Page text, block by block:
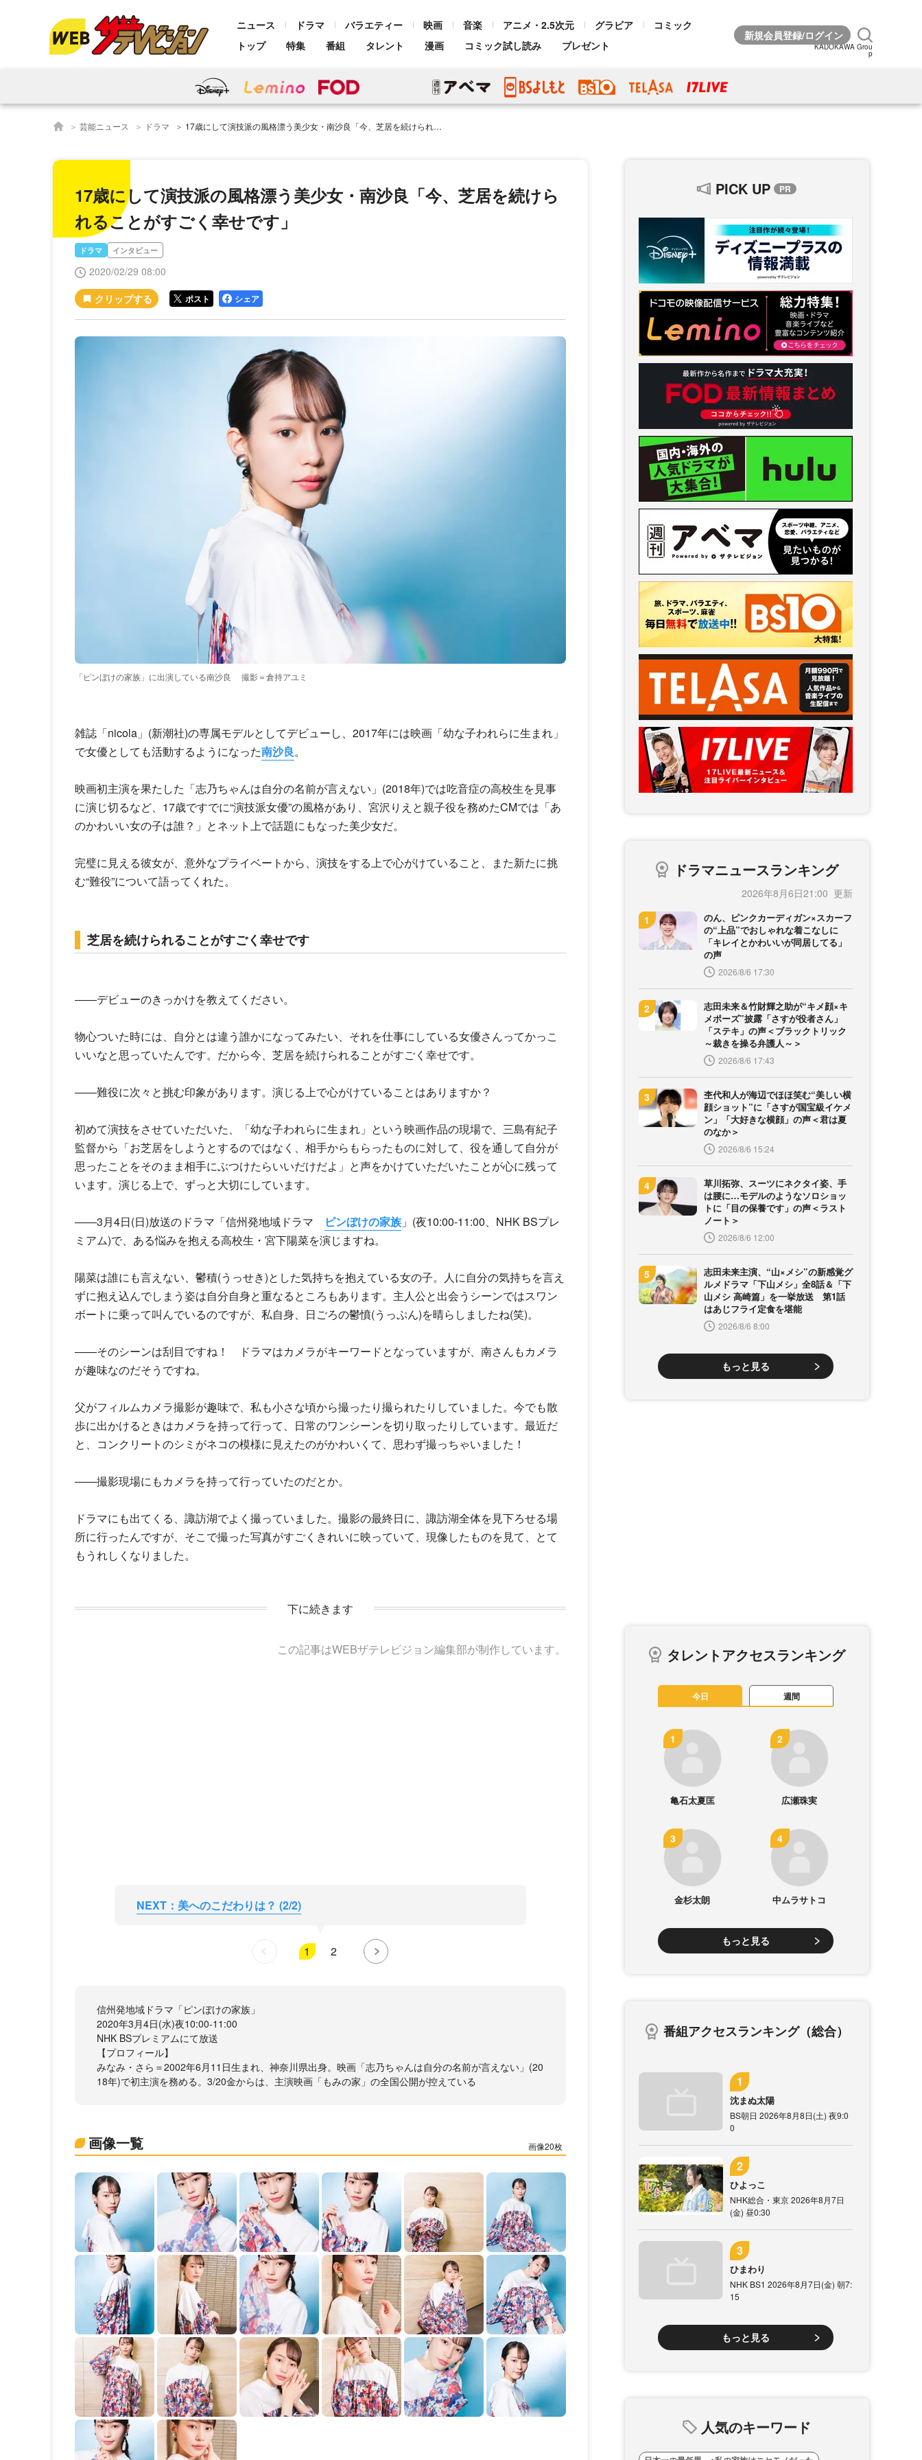
ニュース ドラマ バラエティー 映画 音楽 アニメ・2.5次元 グラビア
コミック
トップ
特集 番組 タレント 漫画 コミック試し読み プレゼント KADOKAWA Grou
p
芸能ニュース ドラマ 17歳にして演技派の風格漂う美少女・南沙良「今、芝居を続けられることがすごく幸せです」
17歳にして演技派の風格漂う美少女・南沙良「今、芝居を続けら
れることがすごく幸せです」
ドラマ インタビュー
2020/02/29 08:00
ポスト シェア
「ピンぼけの家族」に出演している南沙良 撮影＝倉持アユミ
雑誌「nicola」(新潮社)の専属モデルとしてデビューし、2017年には映画「幼な子われらに生まれ」
で女優としても活動するようになった南沙良。
映画初主演を果たした「志乃ちゃんは自分の名前が言えない」(2018年)では吃音症の高校生を見事
に演じ切るなど、17歳ですでに“演技派女優”の風格があり、宮沢りえと親子役を務めたCMでは「あ
のかわいい女の子は誰？」とネット上で話題にもなった美少女だ。
完璧に見える彼女が、意外なプライベートから、演技をする上で心がけていること、また新たに挑
む“難役”について語ってくれた。
芝居を続けられることがすごく幸せです
――デビューのきっかけを教えてください。
物心ついた時には、自分とは違う誰かになってみたい、それを仕事にしている女優さんってかっこ
いいなと思っていたんです。だから今、芝居を続けられることがすごく幸せです。
――難役に次々と挑む印象があります。演じる上で心がけていることはありますか？
初めて演技をさせていただいた、「幼な子われらに生まれ」という映画作品の現場で、三島有紀子
監督から「お芝居をしようとするのではなく、相手からもらったものに対して、役を通して自分が
思ったことをそのまま相手にぶつけたらいいだけだよ」と声をかけていただいたことが心に残って
います。演じる上で、ずっと大切にしています。
――3月4日(日)放送のドラマ「信州発地域ドラマ ピンぼけの家族 」(夜10:00-11:00、NHK BSプレ
ミアム)で、ある悩みを抱える高校生・宮下陽菜を演じますね。
陽菜は誰にも言えない、鬱積(うっせき)とした気持ちを抱えている女の子。人に自分の気持ちを言え
ずに抱え込んでしまう姿は自分自身と重なるところもあります。主人公と出会うシーンではスワン
ボートに乗って叫んでいるのですが、私自身、日ごろの鬱憤(うっぷん)を晴らしましたね(笑)。
――そのシーンは刮目ですね！ ドラマはカメラがキーワードとなっていますが、南さんもカメラ
が趣味なのだそうですね。
父がフィルムカメラ撮影が趣味で、私も小さな頃から撮ったり撮られたりしていました。今でも散
歩に出かけるときはカメラを持って行って、日常のワンシーンを切り取ったりしています。最近だ
と、コンクリートのシミがネコの模様に見えたのがかわいくて、思わず撮っちゃいました！
――撮影現場にもカメラを持って行っていたのだとか。
ドラマにも出てくる、諏訪湖でよく撮っていました。撮影の最終日に、諏訪湖全体を見下ろせる場
所に行ったんですが、そこで撮った写真がすごくきれいに映っていて、現像したものを見て、とて
もうれしくなりました。
下に続きます
この記事はWEBザテレビジョン編集部が制作しています。
NEXT：美へのこだわりは？ (2/2)
1 2
信州発地域ドラマ「ピンぼけの家族」
2020年3月4日(水)夜10:00-11:00
NHK BSプレミアムにて放送
【プロフィール】
みなみ・さら＝2002年6月11日生まれ、神奈川県出身。映画「志乃ちゃんは自分の名前が言えない」(20
18年)で初主演を務める。3/20金からは、主演映画「もみの家」の全国公開が控えている
画像一覧 20
PICK UP
ドラマニュースランキング
2026年8月6日21:00
のん、ピンクカーディガン×スカーフ
の“上品”でおしゃれな着こなしに
「キレイとかわいいが同居してる」
の声
2026/8/6 17:30
志田未来＆竹財輝之助が“キメ顔×キ
メポーズ”披露「さすが役者さん」
「ステキ」の声＜ブラックトリック
～裁きを操る弁護人～＞
2026/8/6 17:43
杢代和人が海辺でほほ笑む“美しい横
顔ショット”に「さすが国宝級イケメ
ン」「大好きな横顔」の声＜君は夏
のなか＞
2026/8/6 15:24
草川拓弥、スーツにネクタイ姿、手
は腰に…モデルのようなソロショッ
トに「目の保養です」の声＜ラスト
ノート＞
2026/8/6 12:00
志田未来主演、“山×メシ”の新感覚グ
ルメドラマ「下山メシ」全8話＆「下
山メシ 高崎篇」を一挙放送 第1話
はあじフライ定食を堪能
2026/8/6 8:00
もっと見る
タレントアクセスランキング
今日 週間
亀石太夏匡 広瀬珠実
金杉太朗 中ムラサトコ
もっと見る
番組アクセスランキング（総合）
沈まぬ太陽
BS朝日 2026年8月8日(土) 夜9:0
0
ひよっこ
NHK総合・東京 2026年8月7日
(金) 昼0:30
ひまわり
NHK BS1 2026年8月7日(金) 朝7:
15
もっと見る
人気のキーワード